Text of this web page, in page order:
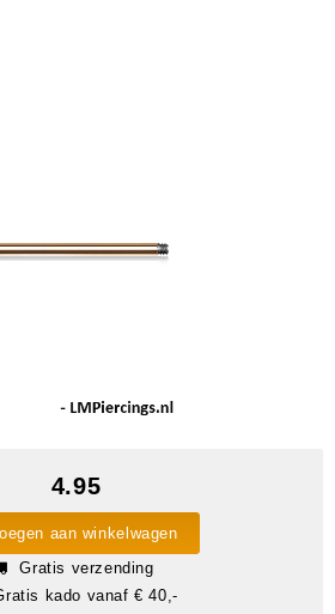
4.95
aan winkelwagen
Gratis verzending
kado vanaf € 40,-